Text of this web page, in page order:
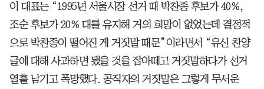
이 대표는 “1995년 서울시장 선거 때 박찬종 후보가 40%,
조순 후보가 20% 대를 유지해 거의 희망이 없었는데 결정적
으로 박찬종이 떨어진 게 거짓말 때문”이라면서 “유신 찬양
글에 대해 사과하면 됐을 것을 잡아떼고 거짓말하다가 선거
열흘 남기고 폭망했다. 공직자의 거짓말은 그렇게 무서운